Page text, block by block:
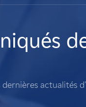
dernières actualités